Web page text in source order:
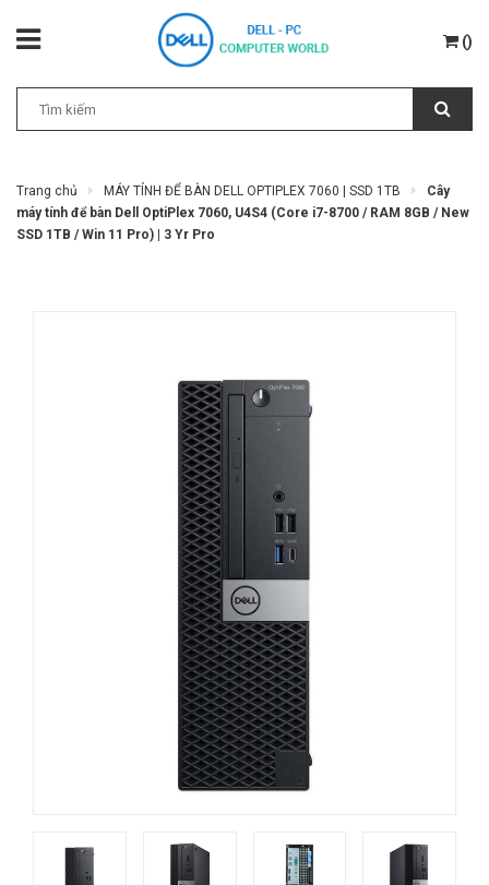
()
Trang chủ MÁY TÍNH ĐỂ BÀN DELL OPTIPLEX 7060 | SSD 1TB
Cây
máy tính để bàn Dell OptiPlex 7060, U4S4 (Core i7-8700 / RAM 8GB / New
SSD 1TB / Win 11 Pro) | 3 Yr Pro